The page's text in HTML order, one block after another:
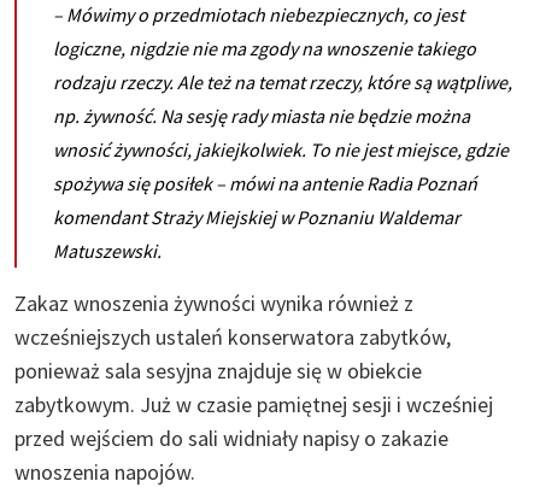
– Mówimy o przedmiotach niebezpiecznych, co jest
logiczne, nigdzie nie ma zgody na wnoszenie takiego
rodzaju rzeczy. Ale też na temat rzeczy, które są wątpliwe,
np. żywność. Na sesję rady miasta nie będzie można
wnosić żywności, jakiejkolwiek. To nie jest miejsce, gdzie
spożywa się posiłek – mówi na antenie Radia Poznań
komendant Straży Miejskiej w Poznaniu Waldemar
Matuszewski.
Zakaz wnoszenia żywności wynika również z
wcześniejszych ustaleń konserwatora zabytków,
ponieważ sala sesyjna znajduje się w obiekcie
zabytkowym. Już w czasie pamiętnej sesji i wcześniej
przed wejściem do sali widniały napisy o zakazie
wnoszenia napojów.